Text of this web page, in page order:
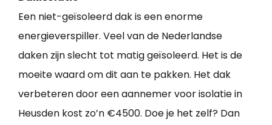
Een niet-geïsoleerd dak is een enorme
energieverspiller. Veel van de Nederlandse
daken zijn slecht tot matig geïsoleerd. Het is de
moeite waard om dit aan te pakken. Het dak
verbeteren door een aannemer voor isolatie in
Heusden kost zo’n €4500. Doe je het zelf? Dan